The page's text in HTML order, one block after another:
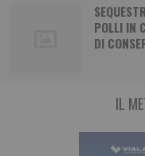
POLLI IN
DI
Spaccio: la polizia
La Polizia di Stato ha
IL